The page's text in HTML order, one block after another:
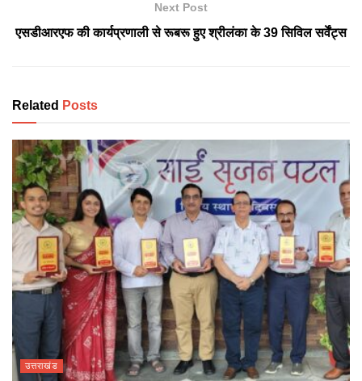
Next Post
एसडीआरएफ की कार्यप्रणाली से रूबरू हुए श्रीलंका के 39 सिविल सर्वेंट्स
Related Posts
उत्तराखंड